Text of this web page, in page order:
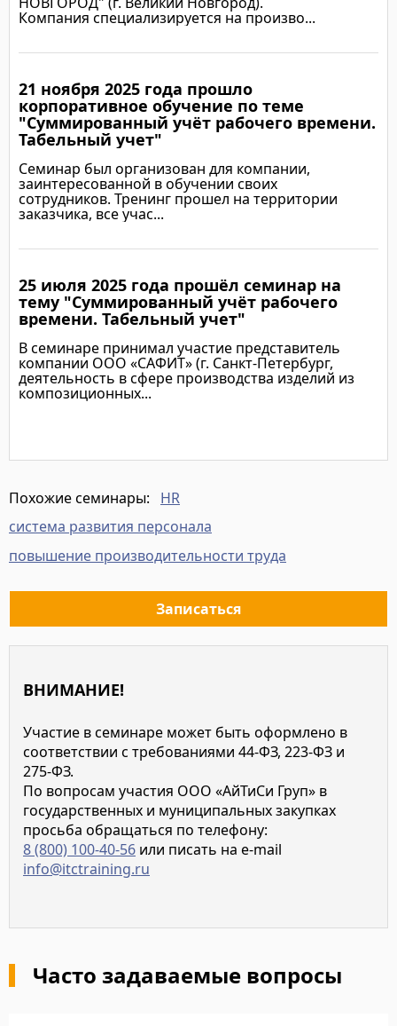
Компания специализируется на произво...
Подробнее
21 ноября 2025 года прошло
корпоративное обучение по теме
"Суммированный учёт рабочего времени.
Табельный учет"
Семинар был организован для компании,
заинтересованной в обучении своих
сотрудников. Тренинг прошел на территории
заказчика, все учас...
Подробнее
25 июля 2025 года прошёл семинар на
тему "Суммированный учёт рабочего
времени. Табельный учет"
В семинаре принимал участие представитель
компании ООО «САФИТ» (г. Санкт-Петербург,
деятельность в сфере производства изделий из
композиционных...
Похожие семинары: HR
система развития персонала
повышение производительности труда
Записаться
ВНИМАНИЕ!
Участие в семинаре может быть оформлено в
соответствии с требованиями 44-ФЗ, 223-ФЗ и
275-ФЗ.
По вопросам участия ООО «АйТиСи Груп» в
государственных и муниципальных закупках
просьба обращаться по телефону:
8 (800) 100-40-56 или писать на e-mail
info@itctraining.ru
Часто задаваемые вопросы